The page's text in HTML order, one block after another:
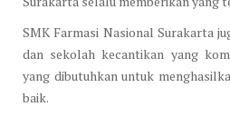
SMK Farmasi Nasional Surakarta
dan sekolah kecantikan yang
yang dibutuhkan untuk
baik.